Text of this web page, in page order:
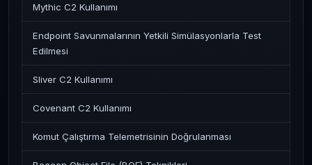
Mythic C2 Kullanımı
Endpoint Savunmalarının Yetkili Simülasyonlarla Test
Edilmesi
Sliver C2 Kullanımı
Covenant C2 Kullanımı
Komut Çalıştırma Telemetrisinin Doğrulanması